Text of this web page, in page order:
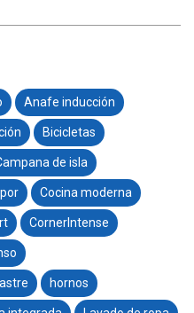
Anafe inducción
Bicicletas
de isla
Cocina moderna
CornerIntense
hornos